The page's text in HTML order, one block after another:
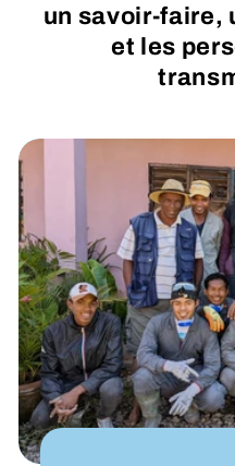
un savoir-faire,
et les